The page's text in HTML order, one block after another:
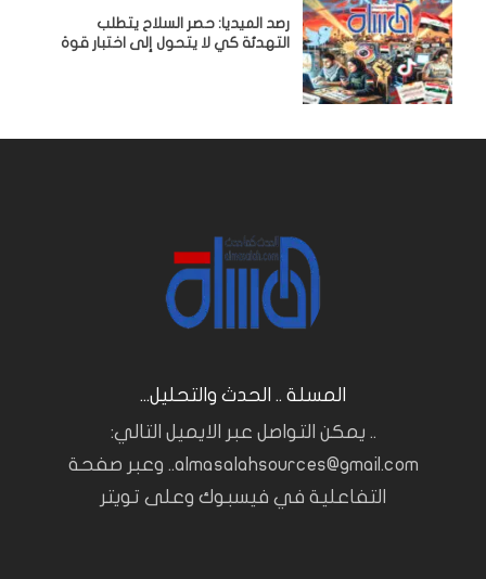
رصد الميديا: حصر السلاح يتطلب
التهدئة كي لا يتحول إلى اختبار قوة
المسلة .. الحدث والتحليل...
.. يمكن التواصل عبر الايميل التالي:
almasalahsources@gmail.com.. وعبر صفحة
التفاعلية في فيسبوك وعلى تويتر